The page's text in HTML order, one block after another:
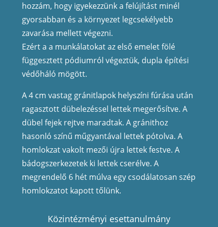
hozzám, hogy igyekezzünk a felújítást minél
gyorsabban és a környezet legcsekélyebb
zavarása mellett végezni.
Ezért a a munkálatokat az első emelet fölé
függesztett pódiumról végeztük, dupla építési
védőháló mögött.
A 4 cm vastag gránitlapok helyszíni fúrása után
ragasztott dübelezéssel lettek megerősítve. A
dübel fejek rejtve maradtak. A gránithoz
hasonló színű műgyantával lettek pótolva. A
homlokzat vakolt mezői újra lettek festve. A
bádogszerkezetek ki lettek cserélve. A
megrendelő 6 hét múlva egy csodálatosan szép
homlokzatot kapott tőlünk.
Közintézményi esettanulmány